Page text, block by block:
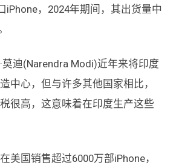
iPhone，2024年期间，其出货量中
莫迪(Narendra Modi)近年来将印度
中心，但与许多其他国家相比，
很高，这意味着在印度生产这些
美国销售超过6000万部iPhone，